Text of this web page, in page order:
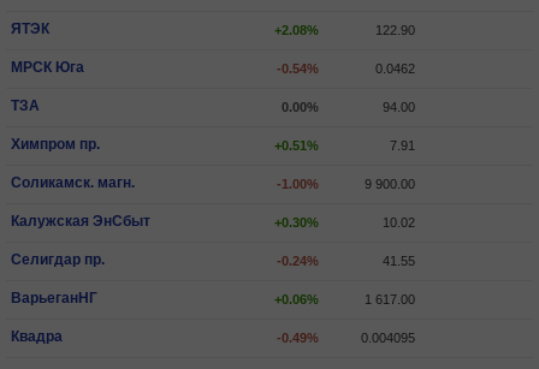
ЯТЭК +2.08% 122.90
МРСК Юга -0.54% 0.0462
ТЗА 0.00% 94.00
Химпром пр. +0.51% 7.91
Соликамск. магн. -1.00% 9 900.00
Калужская ЭнСбыт +0.30% 10.02
Селигдар пр. -0.24% 41.55
ВарьеганHГ +0.06% 1 617.00
Квадра -0.49% 0.004095